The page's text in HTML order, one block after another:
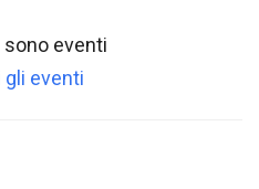
sono eventi
eventi